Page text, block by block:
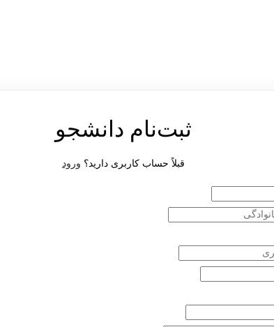
ثبت‌نام دانشجو
قبلاً حساب کاربری دارید؟ ورود